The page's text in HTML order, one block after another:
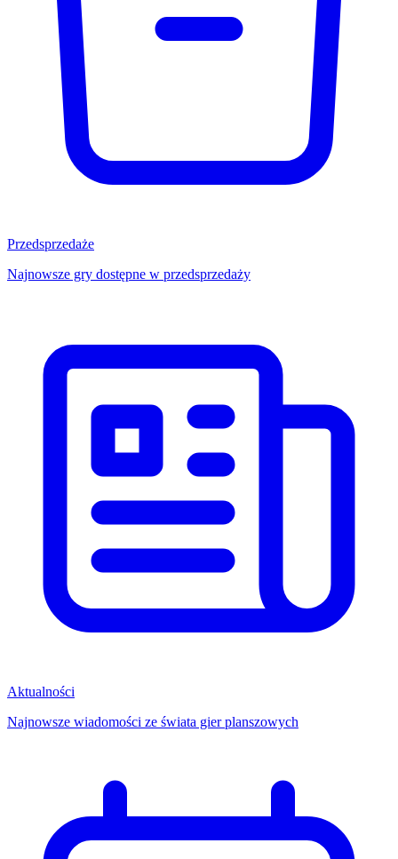
Przedsprzedaże
Najnowsze gry dostępne w przedsprzedaży
Aktualności
Najnowsze wiadomości ze świata gier planszowych